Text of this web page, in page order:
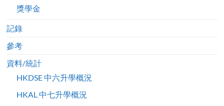
獎學金
記錄
參考
資料/統計
HKDSE 中六升學概況
HKAL 中七升學概況